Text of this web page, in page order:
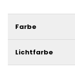
Farbe
Lichtfarbe